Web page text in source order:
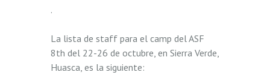
.
La lista de staff para el camp del ASF
8th del 22-26 de octubre, en Sierra Verde,
Huasca, es la siguiente: